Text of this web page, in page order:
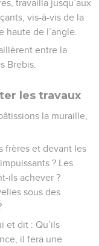
travailla jusqu’aux
vis-à-vis de la
haute de l’angle.
entre la
Brebis.
les travaux
la muraille,
frères et devant les
? Les
ils achever ?
sous des
et dit : Qu’ils
il fera une